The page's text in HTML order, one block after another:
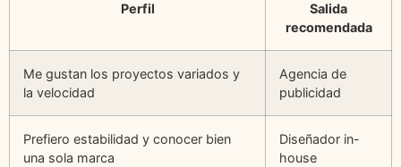
Perfil
Salida
recomendada
Me gustan los proyectos variados y
la velocidad
Agencia de
publicidad
Prefiero estabilidad y conocer bien
una sola marca
Diseñador in-
house